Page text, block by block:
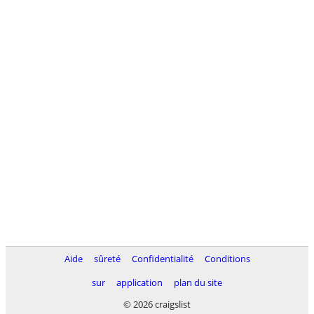
Aide sûreté Confidentialité
Conditions
sur
application
plan du site
© 2026 craigslist